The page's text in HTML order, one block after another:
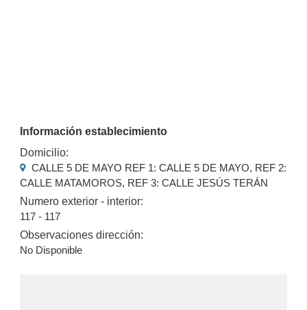
Información establecimiento
Domicilio:
CALLE 5 DE MAYO REF 1: CALLE 5 DE MAYO, REF 2:
CALLE MATAMOROS, REF 3: CALLE JESÚS TERÁN
Numero exterior - interior:
117 - 117
Observaciones dirección:
No Disponible